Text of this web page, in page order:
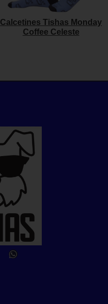
Calcetines Tishas Monday
Coffee Celeste